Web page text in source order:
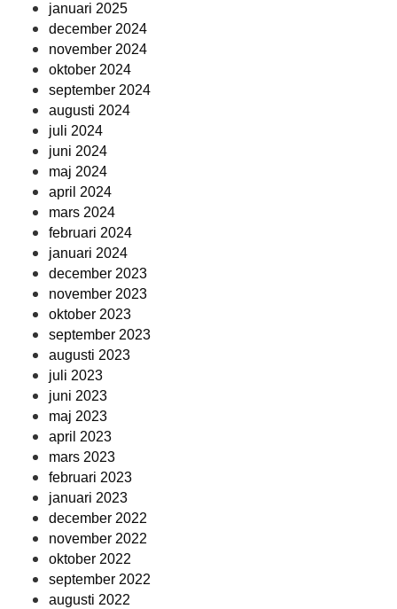
januari 2025
december 2024
november 2024
oktober 2024
september 2024
augusti 2024
juli 2024
juni 2024
maj 2024
april 2024
mars 2024
februari 2024
januari 2024
december 2023
november 2023
oktober 2023
september 2023
augusti 2023
juli 2023
juni 2023
maj 2023
april 2023
mars 2023
februari 2023
januari 2023
december 2022
november 2022
oktober 2022
september 2022
augusti 2022